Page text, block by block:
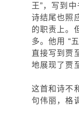
王”，写到
诗结尾也照
的职责上。
多。他用 “
直接写到贾
地展现了贾
这首和诗不
句伟丽，格